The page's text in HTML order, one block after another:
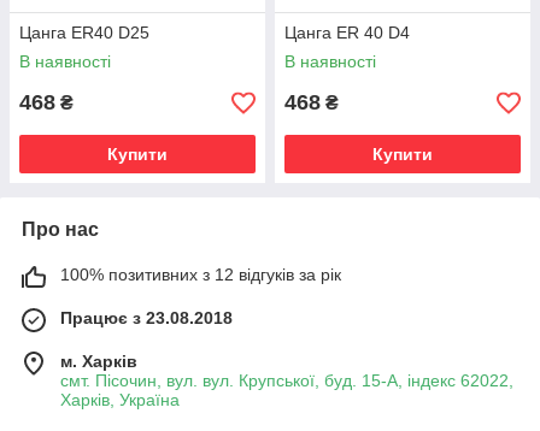
Цанга ER40 D25
В наявності
468 ₴
Купити
Цанга ER 40 D4
В наявності
468 ₴
Купити
Про нас
100% позитивних з 12 відгуків за рік
Працює з 23.08.2018
м. Харків
смт. Пісочин, вул. вул. Крупської, буд. 15-А, індекс 62022,
Харків, Україна